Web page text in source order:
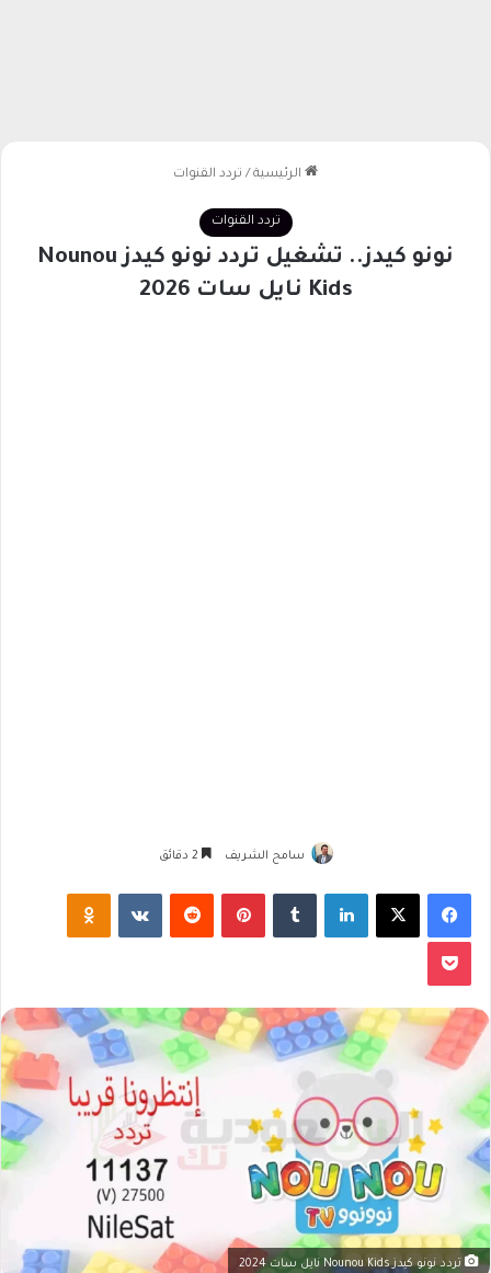
الرئيسية / تردد القنوات
تردد القنوات
نونو كيدز.. تشغيل تردد نونو كيدز Nounou
Kids نايل سات 2026
سامح الشريف
فيسبوك لينكدإن بينتيريست
تردد نونو كيدز Nounou Kids نايل سات 2024